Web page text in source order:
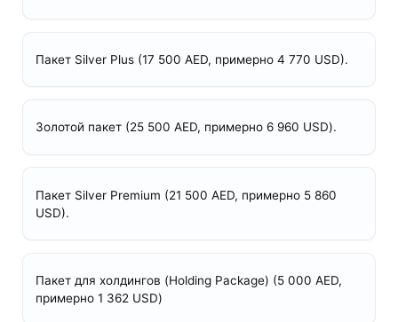
Пакет Silver Plus (17 500 AED, примерно 4 770 USD).
Золотой пакет (25 500 AED, примерно 6 960 USD).
Пакет Silver Premium (21 500 AED, примерно 5 860
USD).
Пакет для холдингов (Holding Package) (5 000 AED,
примерно 1 362 USD)